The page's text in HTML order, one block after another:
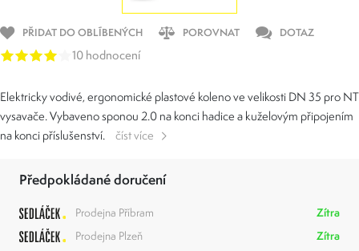
PŘIDAT DO OBLÍBENÝCH POROVNAT DOTAZ
10 hodnocení
Elektricky vodivé, ergonomické plastové koleno ve velikosti DN 35 pro NT
vysavače. Vybaveno sponou 2.0 na konci hadice a kuželovým připojením
na konci příslušenství.
číst více
Předpokládané doručení
Prodejna Příbram
Zítra
Prodejna Plzeň
Zítra